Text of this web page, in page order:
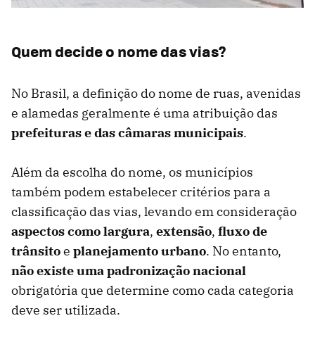
Quem decide o nome das vias?
No Brasil, a definição do nome de ruas, avenidas
e alamedas geralmente é uma atribuição das
prefeituras e das câmaras municipais.
Além da escolha do nome, os municípios
também podem estabelecer critérios para a
classificação das vias, levando em consideração
aspectos como largura, extensão, fluxode
trânsitoe planejamentourbano. No entanto,
não existe uma padronização nacional
obrigatória que determine como cada categoria
deve ser utilizada.